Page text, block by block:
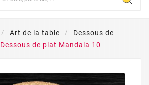
Art de la table
Dessous de
Dessous de plat Mandala 10